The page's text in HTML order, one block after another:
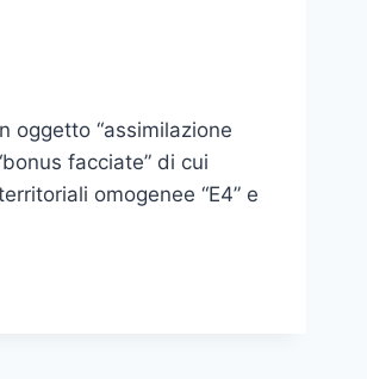
oggetto “assimilazione
facciate” di cui
omogenee “E4” e